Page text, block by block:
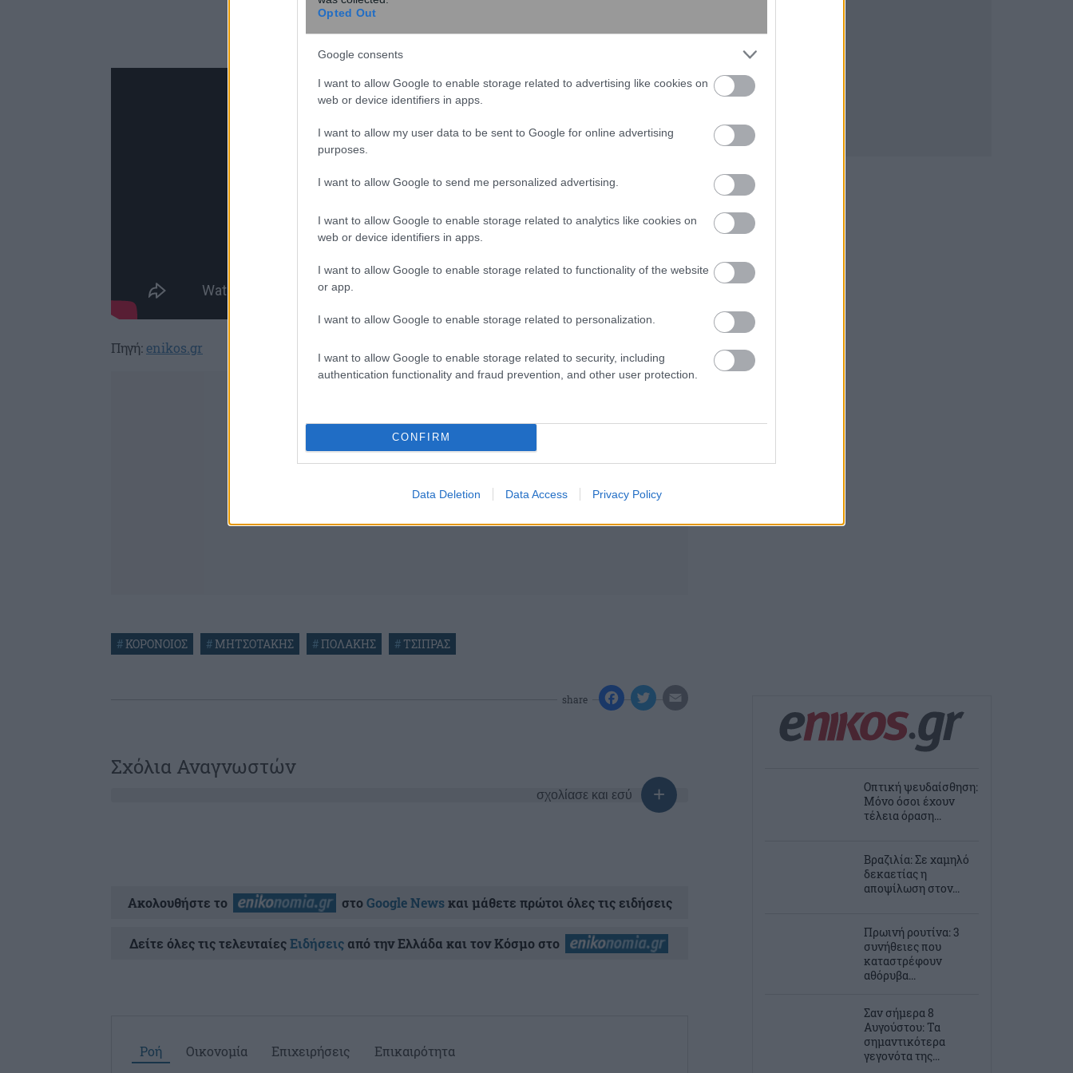
Opted Out
Google consents
I want to allow Google to enable storage related to advertising like cookies on
web or device identifiers in apps.
I want to allow my user data to be sent to Google for online advertising
purposes.
I want to allow Google to send me personalized advertising.
I want to allow Google to enable storage related to analytics like cookies on
web or device identifiers in apps.
I want to allow Google to enable storage related to functionality of the website
or app.
I want to allow Google to enable storage related to personalization.
I want to allow Google to enable storage related to security, including
authentication functionality and fraud prevention, and other user protection.
CONFIRM
Data Deletion Data Access Privacy Policy
Πηγή: enikos.gr
#ΚΟΡΟΝΟΙΟΣ # ΜΗΤΣΟΤΑΚΗΣ #ΠΟΛΑΚΗΣ # ΤΣΙΠΡΑΣ
share
Σχόλια Αναγνωστών
σχολίασε και εσύ
Ακολουθήστε το στοGoogle Newsκαι μάθετε πρώτοι όλες τις ειδήσεις
Δείτε όλες τις τελευταίεςΕιδήσειςαπό την Ελλάδα και τον Κόσμο στο
Ροή Οικονομία Επιχειρήσεις Επικαιρότητα
Οπτική ψευδαίσθηση:
Μόνο όσοι έχουν
τέλεια όραση...
Βραζιλία: Σε χαμηλό
δεκαετίας η
αποψίλωση στον...
Πρωινή ρουτίνα: 3
συνήθειες που
καταστρέφουν
αθόρυβα...
Σαν σήμερα 8
Αυγούστου: Τα
σημαντικότερα
γεγονότα της...